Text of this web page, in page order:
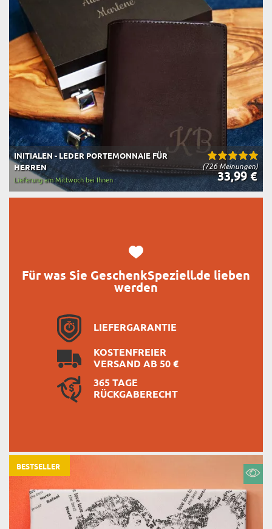
(726 Meinungen)
INITIALEN - LEDER PORTEMONNAIE FÜR
HERREN
33,99 €
Lieferung am Mittwoch bei Ihnen
Für was Sie GeschenkSpeziell.de lieben
werden
LIEFERGARANTIE
KOSTENFREIER
VERSAND AB 50 €
365 TAGE
RÜCKGABERECHT
BESTSELLER